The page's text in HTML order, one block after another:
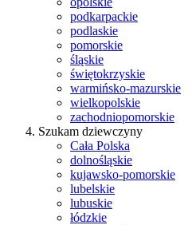
podkarpackie
podlaskie
pomorskie
śląskie
świętokrzyskie
warmińsko-mazurskie
wielkopolskie
zachodniopomorskie
Szukam dziewczyny
Cała Polska
dolnośląskie
kujawsko-pomorskie
lubelskie
lubuskie
łódzkie